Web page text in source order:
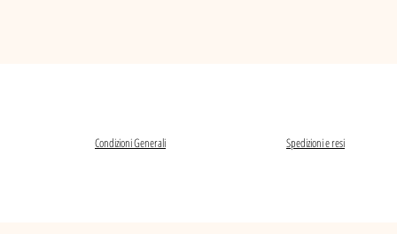
Condizioni Generali Spedizioni e resi